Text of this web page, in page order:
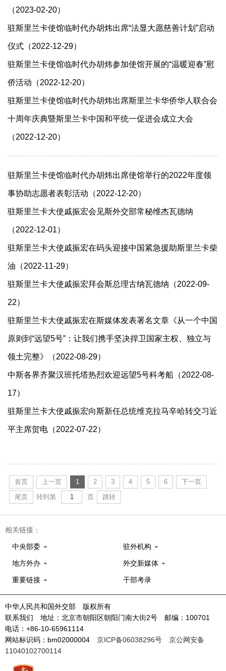
（2023-02-20）
驻斯里兰卡使馆临时代办胡炜出席“法显大愿慈善计划”启动
仪式（2022-12-29）
驻斯里兰卡使馆临时代办胡炜参加使馆开展的“温暖迎春”慰
侨活动（2022-12-20）
驻斯里兰卡使馆临时代办胡炜出席斯里兰卡华侨华人联合会
十周年庆典暨斯里兰卡中国和平统一促进会成立大会
（2022-12-20）
驻斯里兰卡使馆临时代办胡炜出席使馆举行的2022年度领
事协助志愿者表彰活动（2022-12-20）
驻斯里兰卡大使戚振宏会见斯外交部常秘维杰瓦德纳
（2022-12-01）
驻斯里兰卡大使戚振宏在码头迎接中国紧急援助斯里兰卡柴
油（2022-11-29）
驻斯里兰卡大使戚振宏拜会斯总理古纳瓦德纳（2022-09-
22）
驻斯里兰卡大使戚振宏在斯媒体发表署名文章《从一个中国
原则到“远望5号”：让我们携手坚决捍卫国家主权、独立与
领土完整》（2022-08-29）
中斯各界齐聚汉班托塔热烈欢迎远望5号科考船（2022-08-
17）
驻斯里兰卡大使戚振宏向斯新任总统维克拉马辛哈转交习近
平主席贺电（2022-07-22）
首页 上一页 1 2 3 4 5 6
下一页
尾页
转到第 页 跳转
相关链接：
中央部委 驻外机构
地方外办 外交新媒体
重要链接 干部考录
中华人民共和国外交部 版权所有
联系我们 地址：北京市朝阳区朝阳门南大街2号 邮编：100701
电话：+86-10-65961114
网站标识码：bm02000004 京ICP备06038296号
京公网安备
11040102700114